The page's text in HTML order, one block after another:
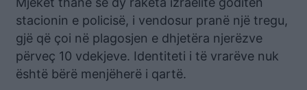
stacionin e policisë, i vendosur pranë një tregu,
gjë që çoi në plagosjen e dhjetëra njerëzve
përveç 10 vdekjeve. Identiteti i të vrarëve nuk
është bërë menjëherë i qartë.